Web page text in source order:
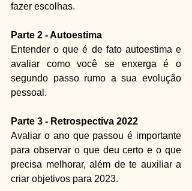
fazer escolhas.
Parte 2 - Autoestima
Entender o que é de fato autoestima e
avaliar como você se enxerga é o
segundo passo rumo a sua evolução
pessoal.
Parte 3 - Retrospectiva 2022
Avaliar o ano que passou é importante
para observar o que deu certo e o que
precisa melhorar, além de te auxiliar a
criar objetivos para 2023.